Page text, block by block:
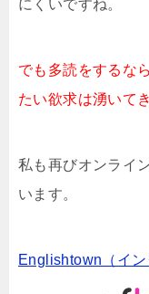
にくいですね。
でも多読をするな
たい欲求は湧いて
私も再びオンライ
います。
Englishtown（イン